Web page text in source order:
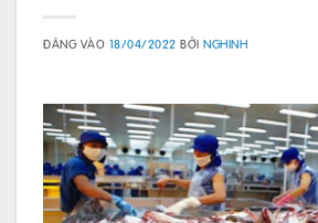
ĐĂNG VÀO 18/04/2022 BỞINGHINH